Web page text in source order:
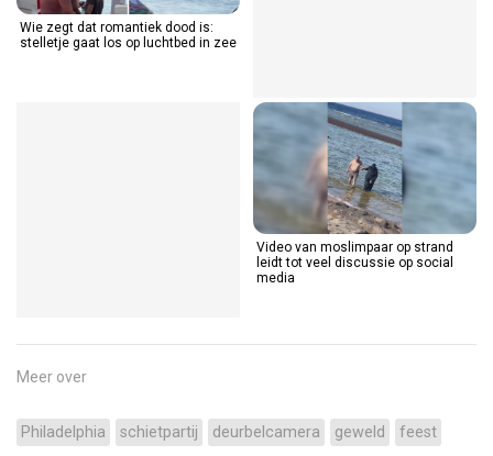
Wie zegt dat romantiek dood is:
stelletje gaat los op luchtbed in zee
Video van moslimpaar op strand
leidt tot veel discussie op social
media
Meer over
Philadelphia schietpartij deurbelcamera geweld feest